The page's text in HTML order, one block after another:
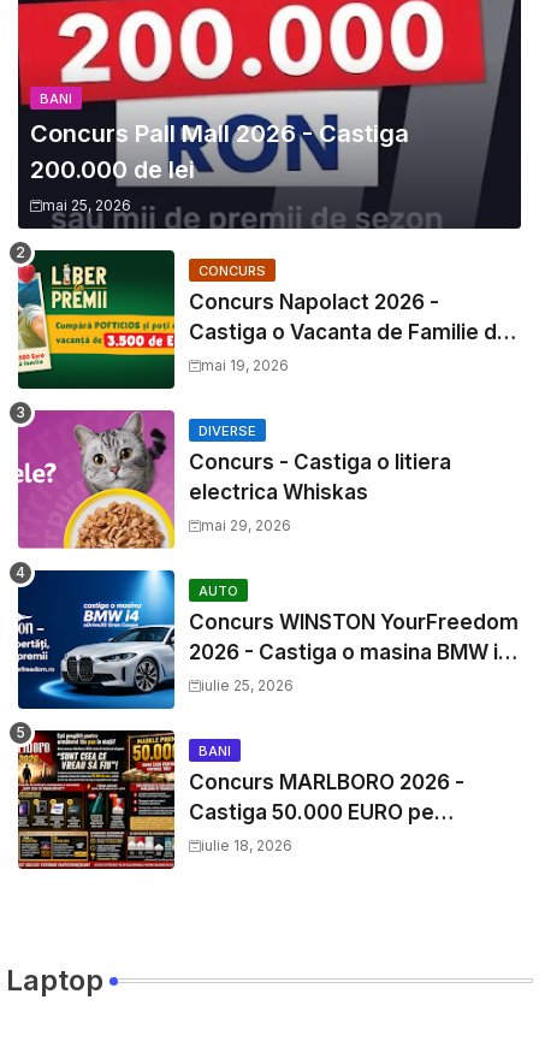
BANI
Concurs Pall Mall 2026 - Castiga
200.000 de lei
mai 25, 2026
CONCURS
Concurs Napolact 2026 -
Castiga o Vacanta de Familie de
3500 Euro
mai 19, 2026
DIVERSE
Concurs - Castiga o litiera
electrica Whiskas
mai 29, 2026
AUTO
Concurs WINSTON YourFreedom
2026 - Castiga o masina BMW i4
si mii de premii cash
iulie 25, 2026
BANI
Concurs MARLBORO 2026 -
Castiga 50.000 EURO pe
YourDecision.ro
iulie 18, 2026
Laptop